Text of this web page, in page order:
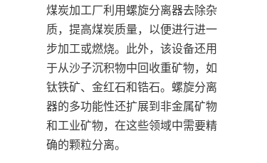
煤炭加工厂利用螺旋分离器去除杂
质，提高煤炭质量，以便进行进一
步加工或燃烧。此外，该设备还用
于从沙子沉积物中回收重矿物，如
钛铁矿、金红石和锆石。螺旋分离
器的多功能性还扩展到非金属矿物
和工业矿物，在这些领域中需要精
确的颗粒分离。